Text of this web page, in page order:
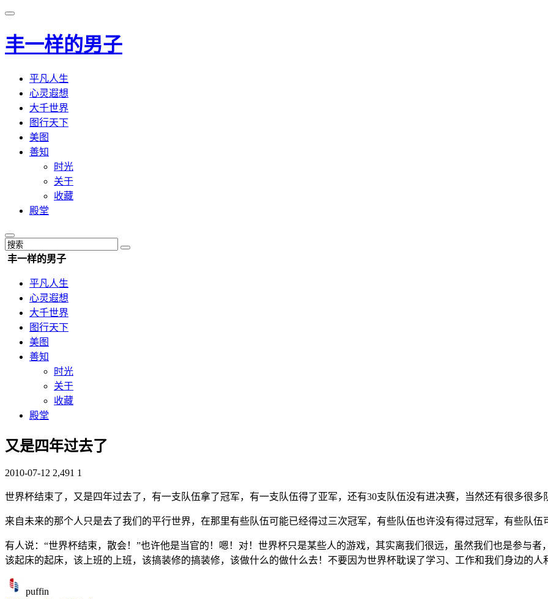
丰一样的男子
平凡人生
心灵遐想
大千世界
图行天下
美图
善知
时光
关于
收藏
殿堂
丰一样的男子
平凡人生
心灵遐想
大千世界
图行天下
美图
善知
时光
关于
收藏
殿堂
又是四年过去了
2010-07-12 2,491 1
世界杯结束了，又是四年过去了，有一支队伍拿了冠军，有一支队伍得了亚军，还有30支队伍没有进决赛，当然还有很多很多
来自未来的那个人只是去了我们的平行世界，在那里有些队伍可能已经得过三次冠军，有些队伍也许没有得过冠军，有些队伍
有人说：“世界杯结束，散会！”也许他是当官的！嗯！对！世界杯只是某些人的游戏，其实离我们很远，虽然我们也是参与
该起床的起床，该上班的上班，该搞装修的搞装修，该做什么的做什么去！不要因为世界杯耽误了学习、工作和我们身边的人
puffin